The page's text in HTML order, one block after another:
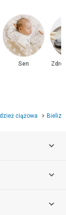
Sen
ciążowa